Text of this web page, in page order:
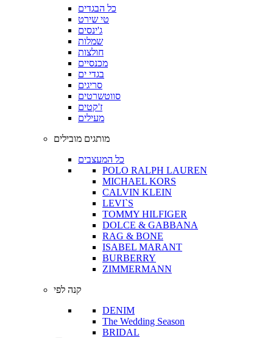
כל הבגדים
טי שירט
ג'ינסים
שמלות
חולצות
מכנסיים
בגדי ים
סריגים
סווטשרטים
ז'קטים
מעילים
מותגים מובילים
כל המעצבים
POLO RALPH LAUREN
MICHAEL KORS
CALVIN KLEIN
LEVI`S
TOMMY HILFIGER
DOLCE & GABBANA
RAG & BONE
ISABEL MARANT
BURBERRY
ZIMMERMANN
קנה לפי
DENIM
The Wedding Season
BRIDAL